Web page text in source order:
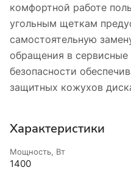
комфортной работе
угольным щеткам
самостоятельную
обращения в
безопасности
защитных кожухов
Характеристики
Мощность, Вт
1400